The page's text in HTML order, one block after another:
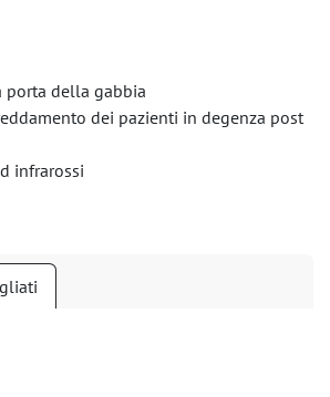
porta della gabbia
dei pazienti in degenza post
infrarossi